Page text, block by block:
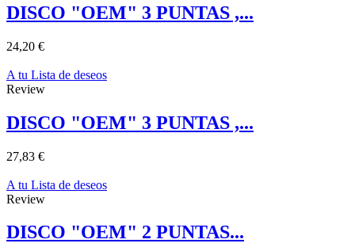
DISCO "OEM" 3 PUNTAS ,...
24,20 €
A tu Lista de deseos
Review
DISCO "OEM" 3 PUNTAS ,...
27,83 €
A tu Lista de deseos
Review
DISCO "OEM" 2 PUNTAS...